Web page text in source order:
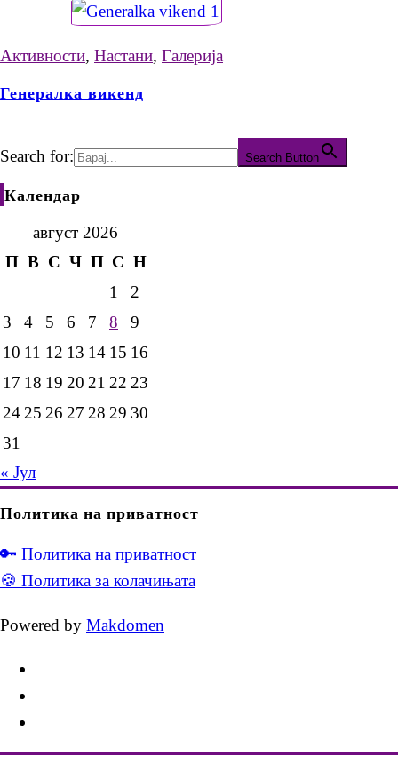
Активности, Настани, Галерија
Генералка викенд
Search for: Search Button
Календар
август 2026
П В С Ч П С Н
1
2
3
4 5 6 7 8
9
10 11 12 13 14 15 16
17 18 19 20 21 22 23
24 25 26 27 28 29 30
31
« Јул
Политика на приватност
🔑 Политика на приватност
🍪 Политика за колачињата
Powered by Makdomen